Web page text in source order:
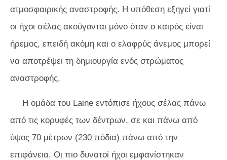
ατμοσφαιρικής αναστροφής. Η υπόθεση εξηγεί γιατί
οι ήχοι σέλας ακούγονται μόνο όταν ο καιρός είναι
ήρεμος, επειδή ακόμη και ο ελαφρύς άνεμος μπορεί
να αποτρέψει τη δημιουργία ενός στρώματος
αναστροφής.
Η ομάδα του Laine εντόπισε ήχους σέλας πάνω
από τις κορυφές των δέντρων, σε και πάνω από
ύψος 70 μέτρων (230 πόδια) πάνω από την
επιφάνεια. Οι πιο δυνατοί ήχοι εμφανίστηκαν